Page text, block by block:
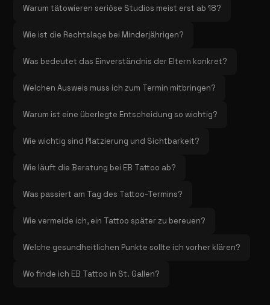
Warum tätowieren seriöse Studios meist erst ab 18?
Wie ist die Rechtslage bei Minderjährigen?
Was bedeutet das Einverständnis der Eltern konkret?
Welchen Ausweis muss ich zum Termin mitbringen?
Warum ist eine überlegte Entscheidung so wichtig?
Wie wichtig sind Platzierung und Sichtbarkeit?
Wie läuft die Beratung bei EB Tattoo ab?
Was passiert am Tag des Tattoo-Termins?
Wie vermeide ich, ein Tattoo später zu bereuen?
Welche gesundheitlichen Punkte sollte ich vorher klären?
Wo finde ich EB Tattoo in St. Gallen?